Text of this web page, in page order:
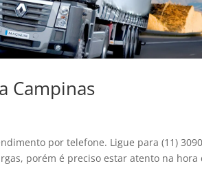
Campinas
por telefone. Ligue para (11)
porém é preciso estar atento na